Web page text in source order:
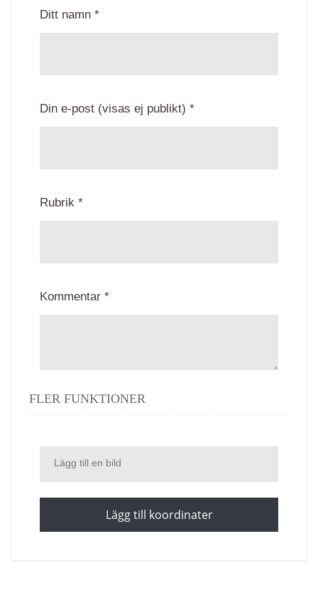
Ditt namn *
Din e-post (visas ej publikt) *
Rubrik *
Kommentar *
FLER FUNKTIONER
Lägg till en bild
Lägg till koordinater